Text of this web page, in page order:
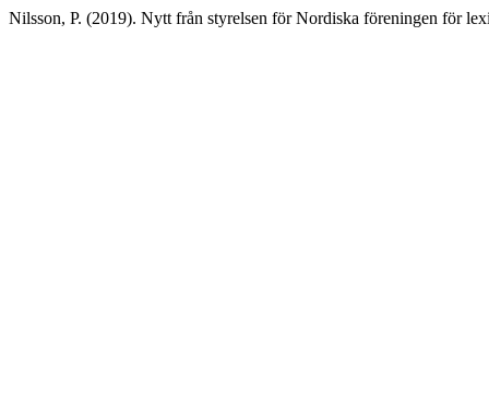
Nilsson, P. (2019). Nytt från styrelsen för Nordiska föreningen för